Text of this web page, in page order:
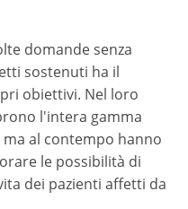
domande senza
sostenuti ha il
obiettivi. Nel loro
l'intera gamma
al contempo hanno
le possibilità di
dei pazienti affetti da